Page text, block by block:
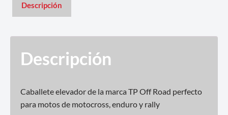
Descripción
Descripción
Caballete elevador de la marca TP Off Road perfecto
para motos de motocross, enduro y rally